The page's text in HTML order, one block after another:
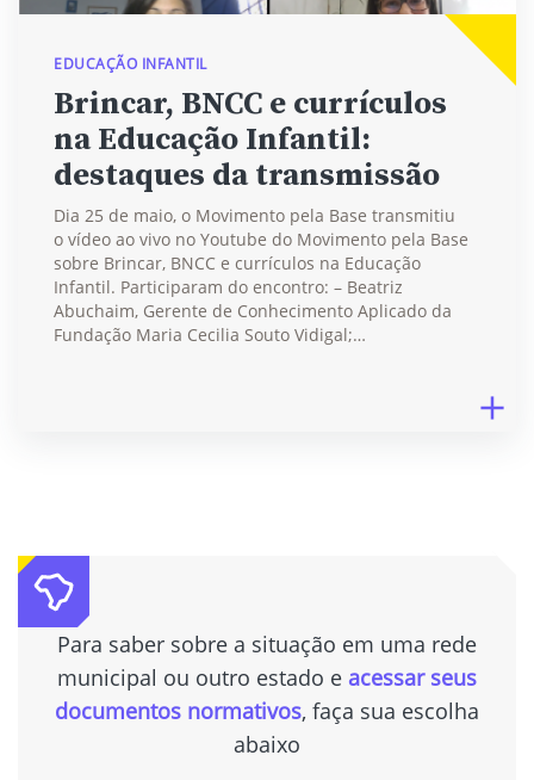
EDUCAÇÃO INFANTIL
Brincar, BNCC e currículos
na Educação Infantil:
destaques da transmissão
Dia 25 de maio, o Movimento pela Base transmitiu
o vídeo ao vivo no Youtube do Movimento pela Base
sobre Brincar, BNCC e currículos na Educação
Infantil. Participaram do encontro: – Beatriz
Abuchaim, Gerente de Conhecimento Aplicado da
Fundação Maria Cecilia Souto Vidigal;…
Para saber sobre a situação em uma rede
municipal ou outro estado e acessar seus
documentos normativos, faça sua escolha
abaixo